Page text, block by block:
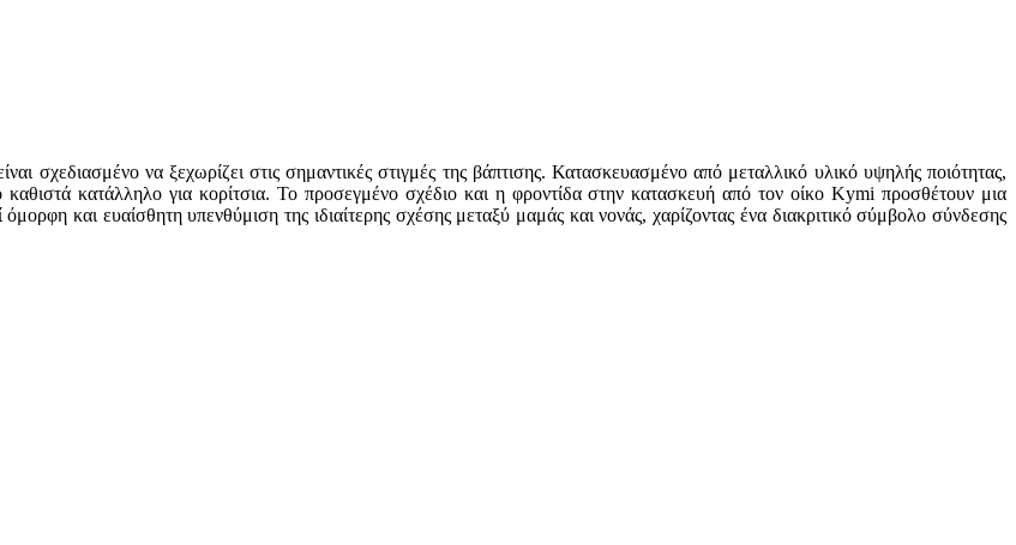
σχεδιασμένο να ξεχωρίζει στις σημαντικές στιγμές της βάπτισης. Κατασκευασμένο από μεταλλικό υλικό υψηλής ποιότητας,
κατάλληλο για κορίτσια. Το προσεγμένο σχέδιο και η φροντίδα στην κατασκευή από τον οίκο Kymi προσθέτουν μια
και ευαίσθητη υπενθύμιση της ιδιαίτερης σχέσης μεταξύ μαμάς και νονάς, χαρίζοντας ένα διακριτικό σύμβολο σύνδεσης